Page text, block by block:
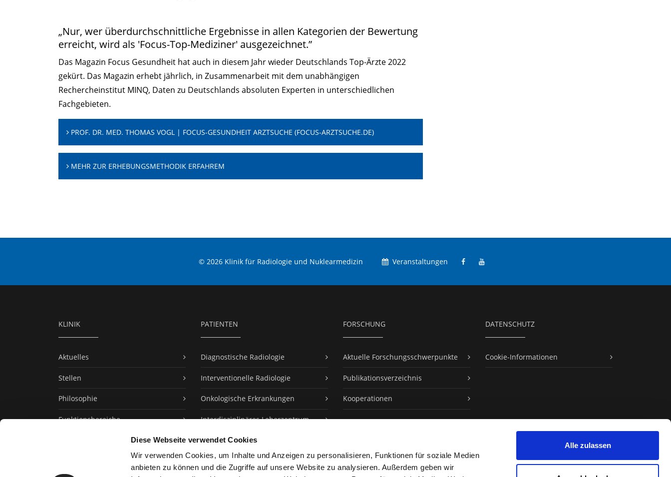
Diese Webseite verwendet Cookies
Wir verwenden Cookies, um Inhalte und Anzeigen zu personalisieren, Funktionen für soziale Medien
anbieten zu können und die Zugriffe auf unsere Website zu analysieren. Außerdem geben wir
Alle zulassen
„Nur, wer überdurchschnittliche Ergebnisse in allen Kategorien der Bewertung
erreicht, wird als 'Focus-Top-Mediziner' ausgezeichnet.”
Das Magazin Focus Gesundheit hat auch in diesem Jahr wieder Deutschlands Top-Ärzte 2022
gekürt. Das Magazin erhebt jährlich, in Zusammenarbeit mit dem unabhängigen
Rechercheinstitut MINQ, Daten zu Deutschlands absoluten Experten in unterschiedlichen
Fachgebieten.
PROF. DR. MED. THOMAS VOGL | FOCUS-GESUNDHEIT ARZTSUCHE (FOCUS-ARZTSUCHE.DE)
MEHR ZUR ERHEBUNGSMETHODIK ERFAHREM
© 2026 Klinik für Radiologie und Nuklearmedizin Veranstaltungen
KLINIK
Aktuelles
Stellen
Philosophie
Funktionsbereiche
PATIENTEN
Diagnostische Radiologie
Interventionelle Radiologie
Onkologische Erkrankungen
Interdisziplinäres Leberzentrum
FORSCHUNG
Aktuelle Forschungsschwerpunkte
Publikationsverzeichnis
Kooperationen
DATENSCHUTZ
Cookie-Informationen